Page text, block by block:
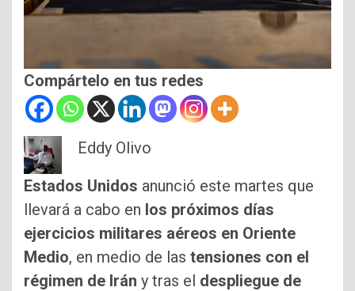
Compártelo en tus redes
Eddy Olivo
Estados Unidos anunció este martes que
llevará a cabo en los próximos días
ejercicios militares aéreos en Oriente
Medio, en medio de las tensiones con el
régimen de Irán y tras el despliegue de